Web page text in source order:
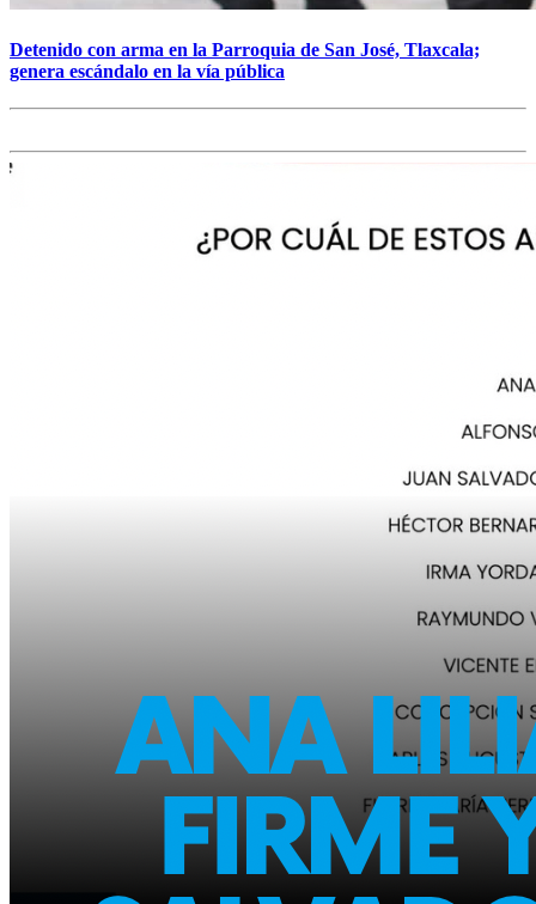
Detenido con arma en la Parroquia de San José, Tlaxcala;
genera escándalo en la vía pública